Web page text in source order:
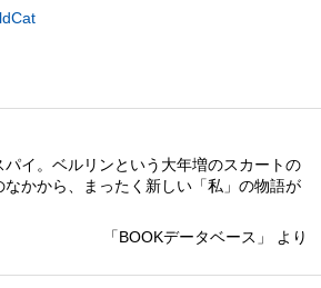
パイ。ベルリンという大年増のスカートの
なかから、まったく新しい「私」の物語が
「BOOKデータベース」 より